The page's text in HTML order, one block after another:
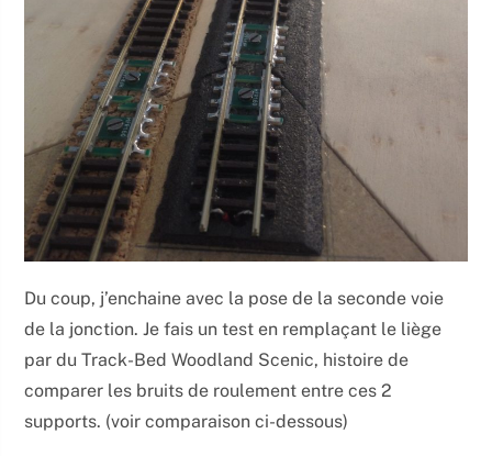
Du coup, j’enchaine avec la pose de la seconde voie
de la jonction. Je fais un test en remplaçant le liège
par du Track-Bed Woodland Scenic, histoire de
comparer les bruits de roulement entre ces 2
supports. (voir comparaison ci-dessous)